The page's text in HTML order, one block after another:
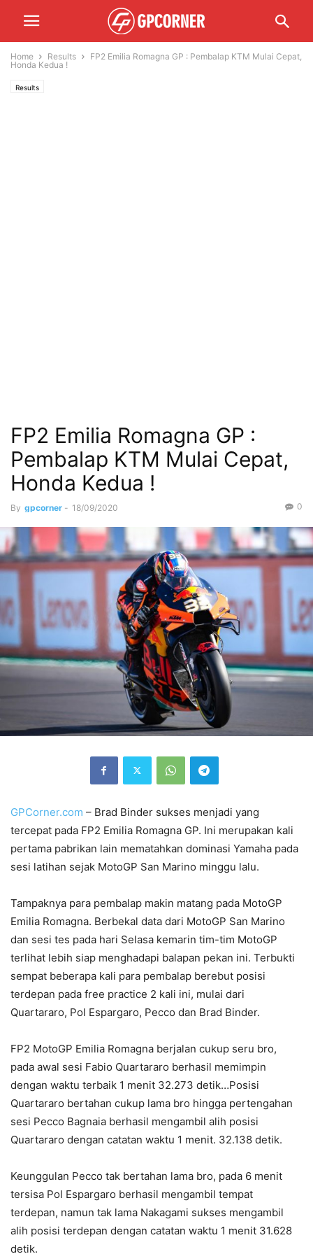
Home Results
FP2 Emilia Romagna GP : Pembalap KTM Mulai Cepat,
Honda Kedua !
Results
FP2 Emilia Romagna GP :
Pembalap KTM Mulai Cepat,
Honda Kedua !
By gpcorner - 18/09/2020 0
GPCorner.com – Brad Binder sukses menjadi yang
tercepat pada FP2 Emilia Romagna GP. Ini merupakan kali
pertama pabrikan lain mematahkan dominasi Yamaha pada
sesi latihan sejak MotoGP San Marino minggu lalu.
Tampaknya para pembalap makin matang pada MotoGP
Emilia Romagna. Berbekal data dari MotoGP San Marino
dan sesi tes pada hari Selasa kemarin tim-tim MotoGP
terlihat lebih siap menghadapi balapan pekan ini. Terbukti
sempat beberapa kali para pembalap berebut posisi
terdepan pada free practice 2 kali ini, mulai dari
Quartararo, Pol Espargaro, Pecco dan Brad Binder.
FP2 MotoGP Emilia Romagna berjalan cukup seru bro,
pada awal sesi Fabio Quartararo berhasil memimpin
dengan waktu terbaik 1 menit 32.273 detik…Posisi
Quartararo bertahan cukup lama bro hingga pertengahan
sesi Pecco Bagnaia berhasil mengambil alih posisi
Quartararo dengan catatan waktu 1 menit. 32.138 detik.
Keunggulan Pecco tak bertahan lama bro, pada 6 menit
tersisa Pol Espargaro berhasil mengambil tempat
terdepan, namun tak lama Nakagami sukses mengambil
alih posisi terdepan dengan catatan waktu 1 menit 31.628
detik.